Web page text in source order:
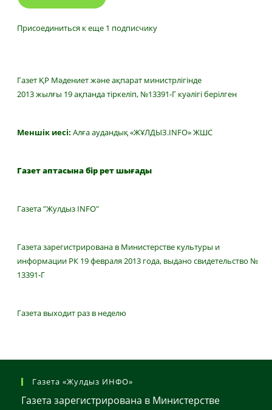
Присоединиться к еще 1 подписчику
Газет ҚР Мәдениет және ақпарат министрлігінде
2013 жылғы 19 ақпанда тіркеліп, №13391-Г куәлігі берілген
Меншік иесі: Алға аудандық «ЖҰЛДЫЗ.INFO» ЖШС
Газет аптасына бір рет шығады
Газета "Жулдыз INFO"
Газета зарегистрирована в Министерстве культуры и
информации РК 19 февраля 2013 года, выдано свидетельство №
13391-Г
Газета выходит раз в неделю
Газета «Жулдыз ИНФО»
Газета зарегистрирована в Министерстве